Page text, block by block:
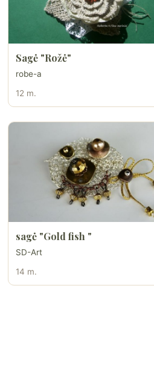
Sagė "Rožė"
robe-a
12 m.
sagė "Gold fish "
SD-Art
14 m.